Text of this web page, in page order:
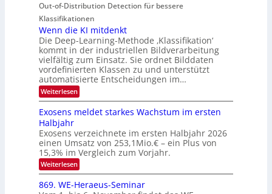
n
S
I
O
N
T
e
c
h
T
a
k
s
e
n
a
u
f
d
e
r
V
S
I
O
N
2
a
g
u
n
g
z
u
E
l
e
t
r
o
n
k
Out-of-Distribution Detection für bessere
Klassifikationen
Wenn die KI mitdenkt
Die Deep-Learning-Methode ‚Klassifikation‘
kommt in der industriellen Bildverarbeitung
vielfältig zum Einsatz. Sie ordnet Bilddaten
vordefinierten Klassen zu und unterstützt
automatisierte Entscheidungen im…
Weiterlesen:
W
n
d
i
e
K
I
m
i
Exosens meldet starkes Wachstum im ersten
Halbjahr
Exosens verzeichnete im ersten Halbjahr 2026
einen Umsatz von 253,1Mio.€ – ein Plus von
15,3% im Vergleich zum Vorjahr.
Weiterlesen:
E
x
o
869. WE-Heraeus-Seminar